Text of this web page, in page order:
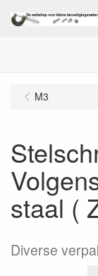
M3
staal (
Diverse